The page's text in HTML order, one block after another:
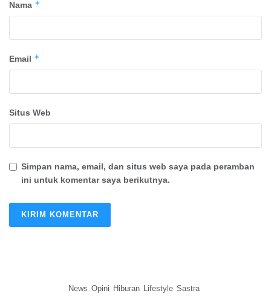
Nama *
Email *
Situs Web
Simpan nama, email, dan situs web saya pada peramban
ini untuk komentar saya berikutnya.
News Opini Hiburan Lifestyle Sastra